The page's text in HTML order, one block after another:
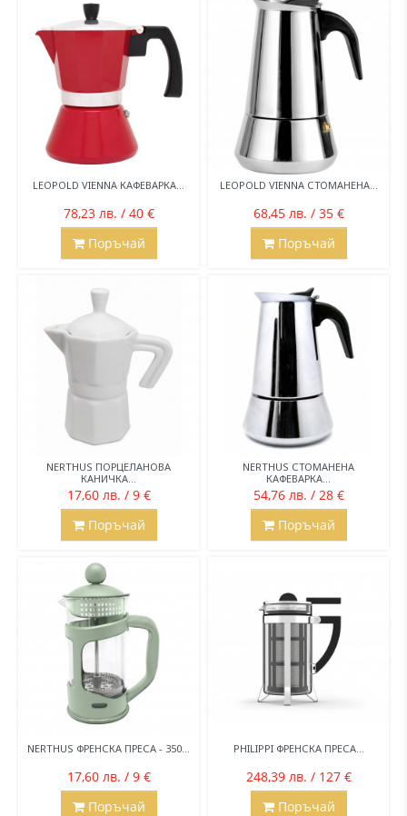
LEOPOLD VIENNA КАФЕВАРКА...
78,23 лв. / 40 €
Поръчай
LEOPOLD VIENNA СТОМАНЕНА...
68,45 лв. / 35 €
Поръчай
NERTHUS ПОРЦЕЛАНОВА
КАНИЧКА...
17,60 лв. / 9 €
Поръчай
NERTHUS СТОМАНЕНА
КАФЕВАРКА...
54,76 лв. / 28 €
Поръчай
NERTHUS ФРЕНСКА ПРЕСА - 350...
17,60 лв. / 9 €
Поръчай
PHILIPPI ФРЕНСКА ПРЕСА...
248,39 лв. / 127 €
Поръчай